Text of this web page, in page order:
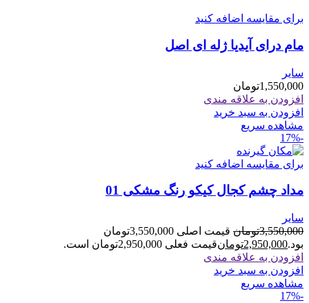
برای مقایسه اضافه کنید
مام درای آیدیا ژله ای اصل
سایر
1,550,000تومان
افزودن به علاقه مندی
افزودن به سبد خرید
مشاهده سریع
-17%
برای مقایسه اضافه کنید
مداد چشم کجال کیکو رنگ مشکی 01
سایر
3,550,000تومان
قیمت اصلی 3,550,000تومان
بود.2,950,000تومانقیمت فعلی 2,950,000تومان است.
افزودن به علاقه مندی
افزودن به سبد خرید
مشاهده سریع
-17%